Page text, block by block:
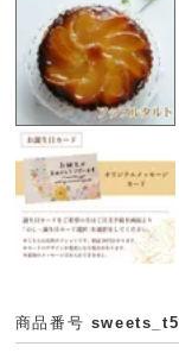
商品番号 sweets_t5